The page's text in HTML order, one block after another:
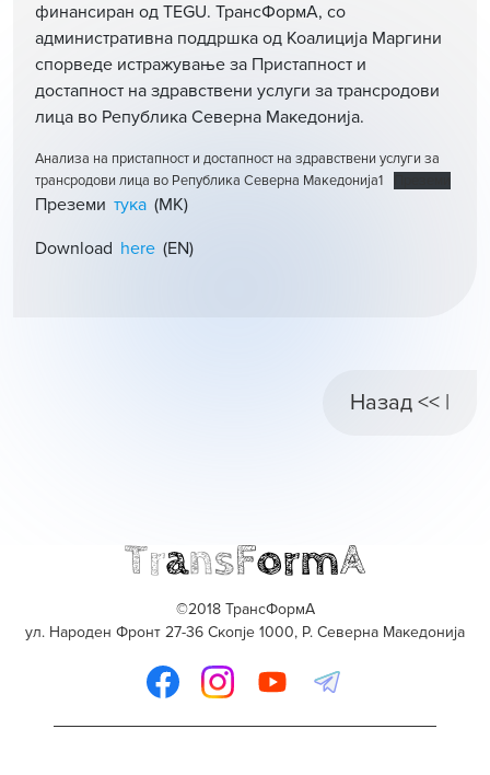
финансиран од TEGU. ТрансФормА, со
административна поддршка од Коалиција Маргини
спорведе истражување за Пристапност и
достапност на здравствени услуги за трансродови
лица во Република Северна Mакедонија.
Анализа на пристапност и достапност на здравствени услуги за
трансродови лица во Република Северна Mакедонија1
Преземи тука (МК)
Download here (EN)
Назад << |
©2018 ТрансФормА
ул. Народен Фронт 27-36 Скопје 1000, Р. Северна Македонија